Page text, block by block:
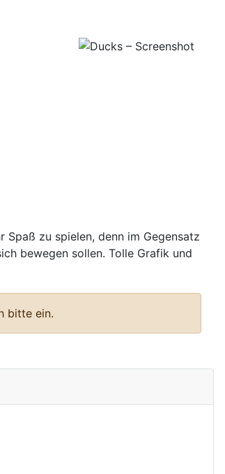
zu spielen, denn im Gegensatz
bewegen sollen. Tolle Grafik und
bitte ein.